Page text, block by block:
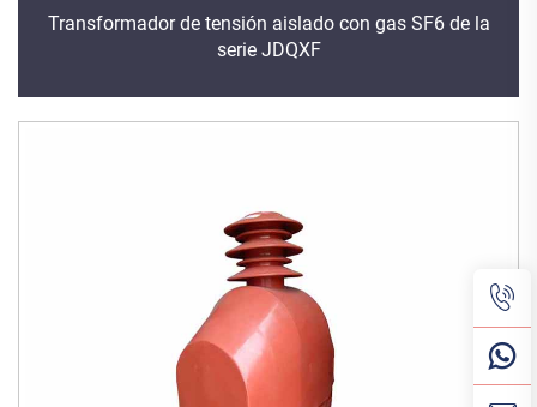
Transformador de tensión aislado con gas SF6 de la
serie JDQXF